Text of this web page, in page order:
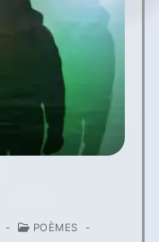
- POÈMES -